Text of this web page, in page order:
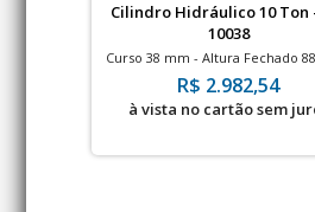
Cilindro Hidráulico 10 Ton
10038
Curso 38 mm - Altura Fechado
700bar
R$ 2.982,54
à vista no cartão sem